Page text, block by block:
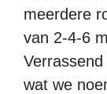
meerdere
van 2-4-6
wat we